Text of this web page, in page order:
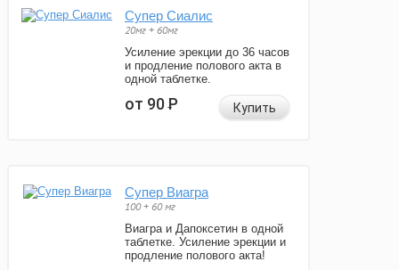
Супер Сиалис
20мг + 60мг
Усиление эрекции до 36 часов
и продление полового акта в
одной таблетке.
от 90Р Купить
Супер Виагра
100 + 60 мг
Виагра и Дапоксетин в одной
таблетке. Усиление эрекции и
продление полового акта!